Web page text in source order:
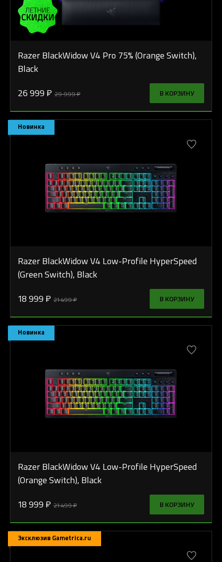
Razer BlackWidow V4 Pro 75% (Orange Switch),
Black
26 999 ₽ 29 999 ₽ В КОРЗИНУ
Новинка
Razer BlackWidow V4 Low-Profile HyperSpeed
(Green Switch), Black
18 999 ₽ 21 499 ₽ В КОРЗИНУ
Новинка
Razer BlackWidow V4 Low-Profile HyperSpeed
(Orange Switch), Black
18 999 ₽ 21 499 ₽ В КОРЗИНУ
Эксклюзив Gametrica.ru